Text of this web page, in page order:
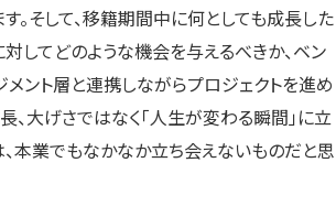
。そして、移籍期間中に何としても成長した
してどのような機会を与えるべきか、ベン
ント層と連携しながらプロジェクトを進め
、大げさではなく「人生が変わる瞬間」に立
本業でもなかなか立ち会えないものだと思